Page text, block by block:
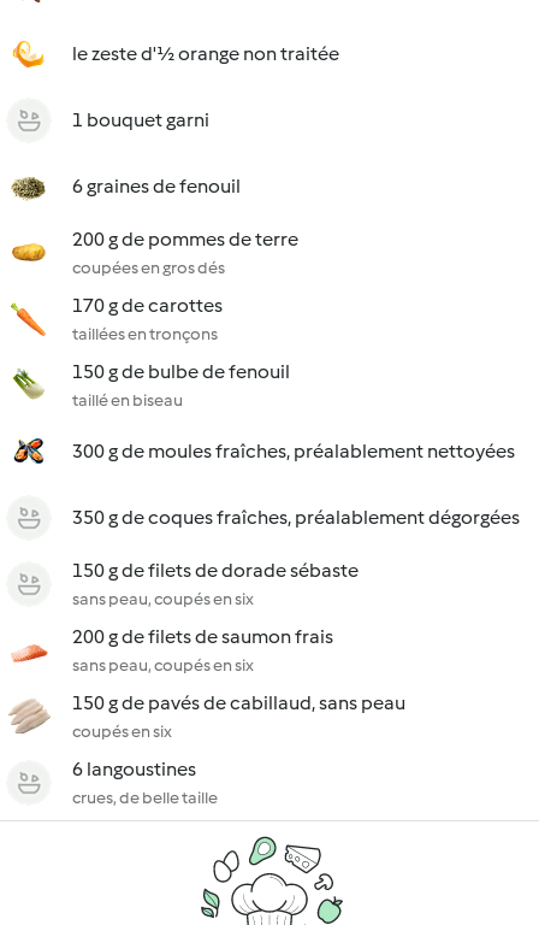
le zeste d'½ orange non traitée
1 bouquet garni
6 graines de fenouil
200 g de pommes de terre
coupées en gros dés
170 g de carottes
taillées en tronçons
150 g de bulbe de fenouil
taillé en biseau
300 g de moules fraîches, préalablement nettoyées
350 g de coques fraîches, préalablement dégorgées
150 g de filets de dorade sébaste
sans peau, coupés en six
200 g de filets de saumon frais
sans peau, coupés en six
150 g de pavés de cabillaud, sans peau
coupés en six
6 langoustines
crues, de belle taille